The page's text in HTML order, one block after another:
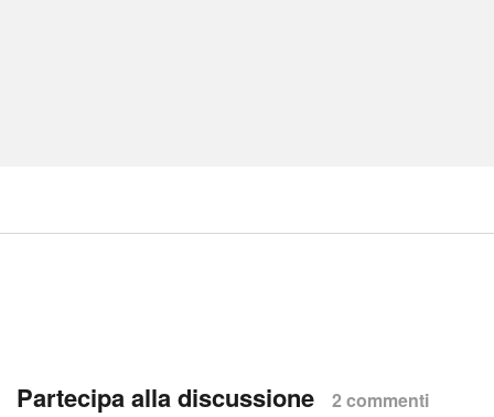
Partecipa alla discussione 2 commenti